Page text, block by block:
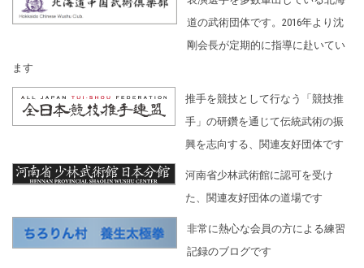
道の武術団体です。2016年より沈
剛会長が定期的に指導に赴いてい
ます
推手を競技として行なう「競技推
手」の研鑽を通じて伝統武術の振
興を志向する、関連友好団体です
河南省少林武術館に認可を受け
た、関連友好団体の道場です
非常に熱心な会員の方による練習
記録のブログです